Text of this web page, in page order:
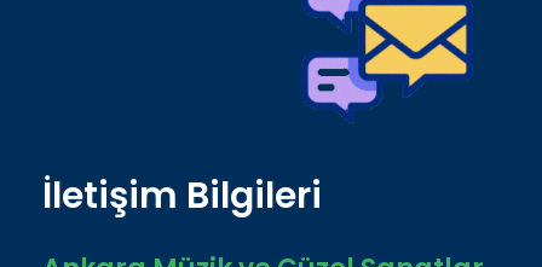
İletişim Bilgileri